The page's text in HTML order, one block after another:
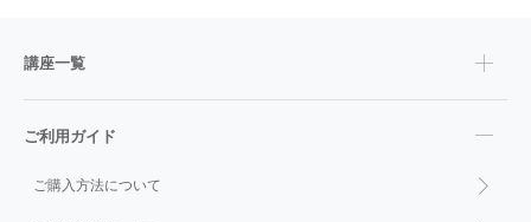
講座一覧
ご利用ガイド
ご購入方法について